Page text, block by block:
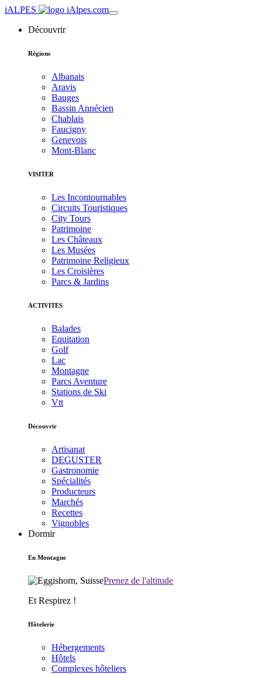
iALPES
Découvrir
Régions
Albanais
Aravis
Bauges
Bassin Annécien
Chablais
Faucigny
Genevois
Mont-Blanc
VISITER
Les Incontournables
Circuits Touristiques
City Tours
Patrimoine
Les Châteaux
Les Musées
Patrimoine Religieux
Les Croisières
Parcs & Jardins
ACTIVITES
Balades
Equitation
Golf
Lac
Montagne
Parcs Aventure
Stations de Ski
Vtt
Découvrir
Artisanat
DEGUSTER
Gastronomie
Spécialités
Producteurs
Marchés
Recettes
Vignobles
Dormir
En Montagne
Prenez de l'altitude
Et Respirez !
Hôtelerie
Hébergements
Hôtels
Complexes hôteliers